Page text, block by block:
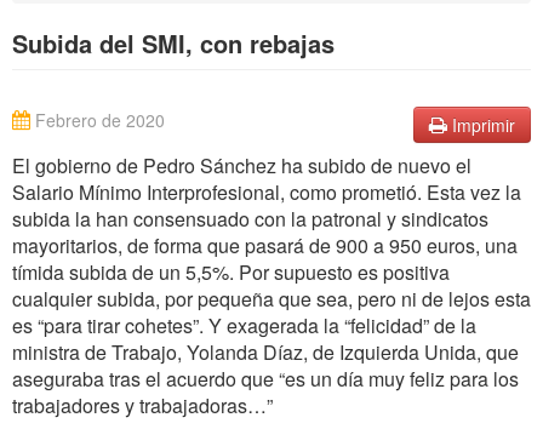
BÚSQUEDA
Subida del SMI, con rebajas
Imprimir
Febrero de 2020
El gobierno de Pedro Sánchez ha subido de nuevo el
Salario Mínimo Interprofesional, como prometió. Esta vez la
subida la han consensuado con la patronal y sindicatos
mayoritarios, de forma que pasará de 900 a 950 euros, una
tímida subida de un 5,5%. Por supuesto es positiva
cualquier subida, por pequeña que sea, pero ni de lejos esta
es “para tirar cohetes”. Y exagerada la “felicidad” de la
ministra de Trabajo, Yolanda Díaz, de Izquierda Unida, que
aseguraba tras el acuerdo que “es un día muy feliz para los
trabajadores y trabajadoras…”